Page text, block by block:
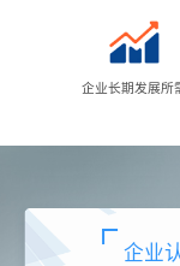
企业长期发展所
企业